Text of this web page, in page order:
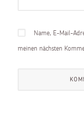
Name, E-Mail-
meinen nächsten